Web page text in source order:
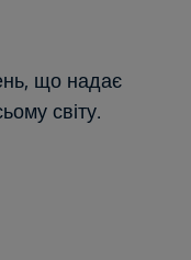
що надає
світу.